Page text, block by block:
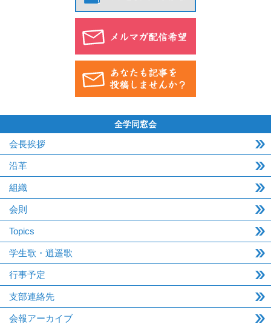
全学同窓会
会長挨拶
沿革
組織
会則
Topics
学生歌・逍遥歌
行事予定
支部連絡先
会報アーカイブ